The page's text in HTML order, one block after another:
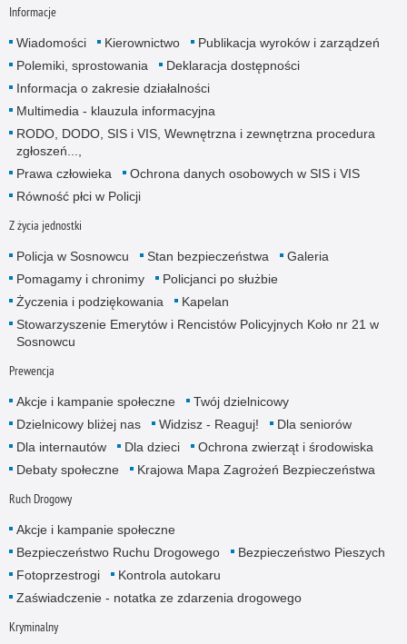
Informacje
Wiadomości Kierownictwo
Publikacja wyroków i zarządzeń
Polemiki, sprostowania
Deklaracja dostępności
Informacja o zakresie działalności
Multimedia - klauzula informacyjna
RODO, DODO, SIS i VIS, Wewnętrzna i zewnętrzna procedura
zgłoszeń...,
Prawa człowieka
Ochrona danych osobowych w SIS i VIS
Równość płci w Policji
Z życia jednostki
Policja w Sosnowcu Stan bezpieczeństwa
Galeria
Pomagamy i chronimy
Policjanci po służbie
Życzenia i podziękowania
Kapelan
Stowarzyszenie Emerytów i Rencistów Policyjnych Koło nr 21 w
Sosnowcu
Prewencja
Akcje i kampanie społeczne
Twój dzielnicowy
Dzielnicowy bliżej nas
Widzisz - Reaguj!
Dla seniorów
Dla internautów
Dla dzieci
Ochrona zwierząt i środowiska
Debaty społeczne
Krajowa Mapa Zagrożeń Bezpieczeństwa
Ruch Drogowy
Akcje i kampanie społeczne
Bezpieczeństwo Ruchu Drogowego
Bezpieczeństwo Pieszych
Fotoprzestrogi
Kontrola autokaru
Zaświadczenie - notatka ze zdarzenia drogowego
Kryminalny